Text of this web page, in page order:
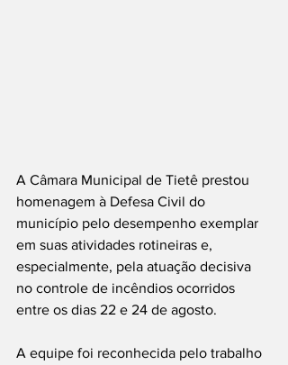
A Câmara Municipal de Tietê prestou
homenagem à Defesa Civil do
município pelo desempenho exemplar
em suas atividades rotineiras e,
especialmente, pela atuação decisiva
no controle de incêndios ocorridos
entre os dias 22 e 24 de agosto.
A equipe foi reconhecida pelo trabalho